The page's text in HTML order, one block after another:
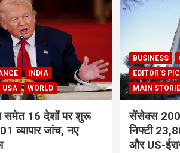
INDIA
USA WORLD
समेत 16 देशों पर शुरू
व्यापार जांच, नए
BUSINESS
EDITOR'S
MAIN
सेंसेक्स
निफ्टी
और US-